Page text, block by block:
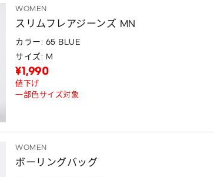
WOMEN
スリムフレアジーンズ MN
カラー: 65 BLUE
サイズ: M
¥1,990
値下げ
一部色サイズ対象
WOMEN
ボーリングバッグ